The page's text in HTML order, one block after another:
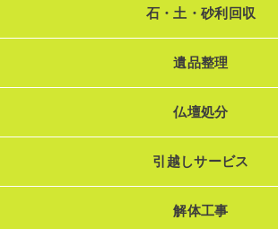
石・土・砂利回収
遺品整理
仏壇処分
引越しサービス
解体工事